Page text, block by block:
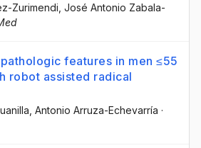
Zurimendi , José Antonio Zabala-
features in men ≤55
robot assisted radical
, Antonio Arruza-Echevarría ·